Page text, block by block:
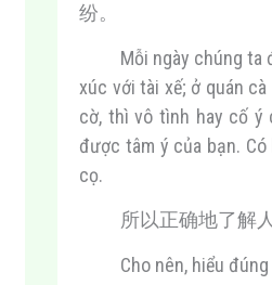
纷。
Mỗi ngày chúng ta
xúc với tài xế; ở quán
cờ, thì vô tình hay cố ý
được tâm ý của bạn.
cọ.
所以正确地了解
Cho nên, hiểu